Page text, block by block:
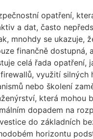
opatření,
a dat, často
mnohdy se ukazuje,
finančně dostupná,
celá řada opatření,
využití silných
nebo školení
která mohou
dopadem na
do základních
horizontu